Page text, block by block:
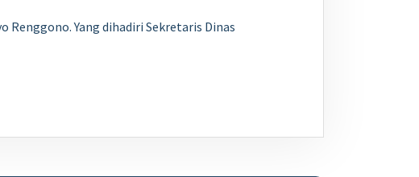
Renggono. Yang dihadiri Sekretaris Dinas